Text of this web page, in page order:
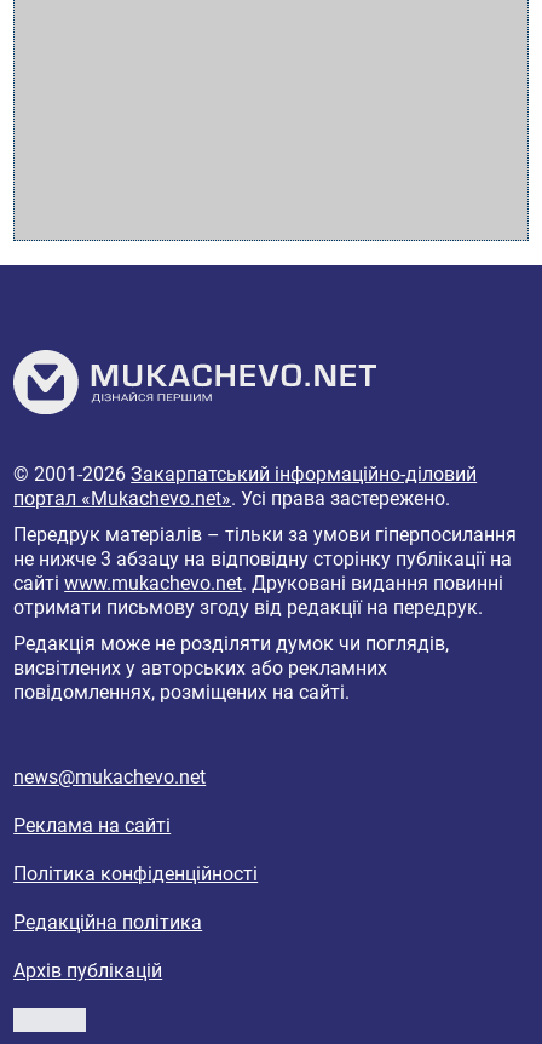
© 2001-2026Закарпатський інформаційно-діловий
портал «Mukachevo.net». Усі права застережено.
Передрук матеріалів – тільки за умови гіперпосилання
не нижче 3 абзацу на відповідну сторінку публікації на
сайтіwww.mukachevo.net. Друковані видання повинні
отримати письмову згоду від редакції на передрук.
Редакція може не розділяти думок чи поглядів,
висвітлених у авторських або рекламних
повідомленнях, розміщених на сайті.
news@mukachevo.net
Реклама на сайті
Політика конфіденційності
Редакційна політика
Архів публікацій